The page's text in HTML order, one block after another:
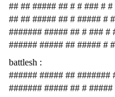
## ## ##### ## # # ### #
## ## ##### ## # ##### #
####### ##### ## # ### #
###### ##### ## ##### #
battlesh :
###### ##### ## #######
####### ##### ## #